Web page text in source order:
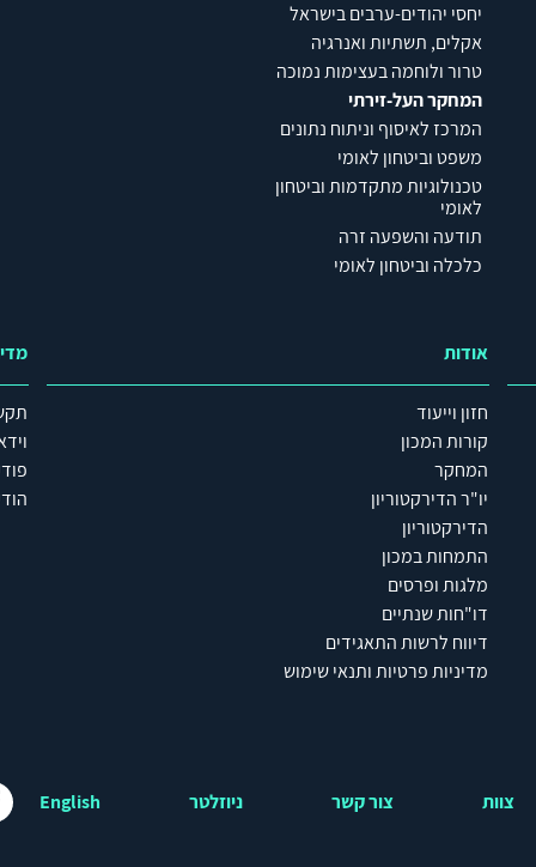
יחסי יהודים-ערבים בישראל
אקלים, תשתיות ואנרגיה
טרור ולוחמה בעצימות נמוכה
המחקר העל-זירתי
המרכז לאיסוף וניתוח נתונים
משפט וביטחון לאומי
טכנולוגיות מתקדמות וביטחון
לאומי
תודעה והשפעה זרה
כלכלה וביטחון לאומי
אודות
חזון וייעוד
קורות המכון
המחקר
יו"ר הדירקטוריון
הדירקטוריון
התמחות במכון
מלגות ופרסים
דו"חות שנתיים
דיווח לרשות התאגידים
מדיניות פרטיות ותנאי שימוש
צוות צור קשר ניוזלטר English